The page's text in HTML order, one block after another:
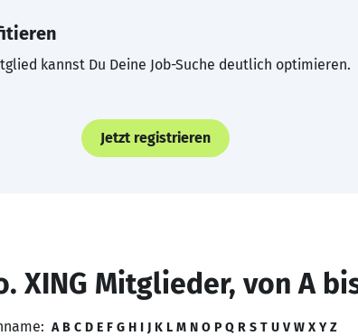
kannst Du Deine Job-Suche deutlich optimieren.
Jetzt registrieren
XING Mitglieder, von A
A B C D E F G H I J K L M N O P Q R S T U V W X Y Z